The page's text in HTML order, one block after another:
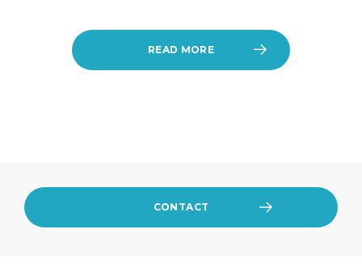
READ MORE
CONTACT